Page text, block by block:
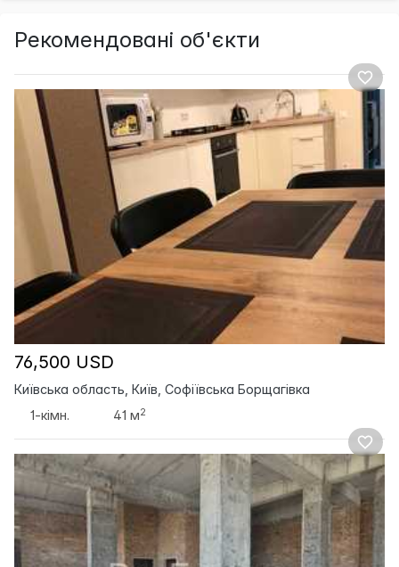
Рекомендовані об'єкти
76,500 USD
Київська область, Київ, Софіївська Борщагівка
1-кімн.
41 м2